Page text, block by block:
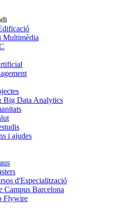
Multimèdia
Big Data Analytics
i ajudes
d'Especialització
Campus Barcelona
Flywire